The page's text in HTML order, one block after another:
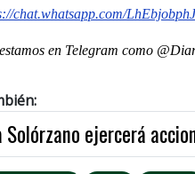
chat.whatsapp.com/
en Telegram como
Solórzano ejercerá